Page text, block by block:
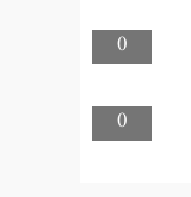
0
0